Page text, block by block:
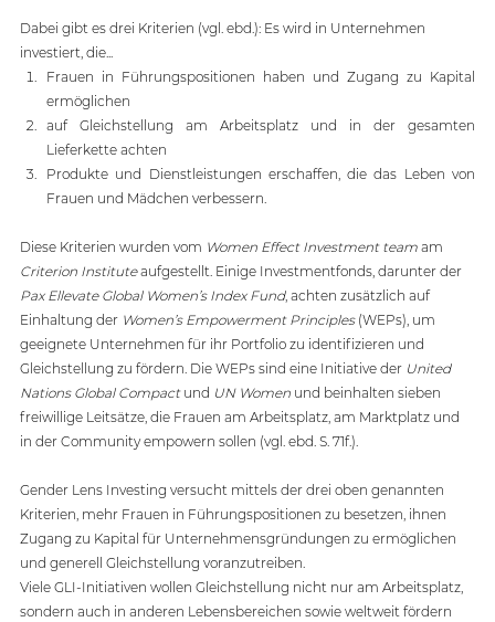
Dabei gibt es drei Kriterien (vgl. ebd.): Es wird in Unternehmen
investiert, die...
Frauen in Führungspositionen haben und Zugang zu Kapital
ermöglichen
auf Gleichstellung am Arbeitsplatz und in der gesamten
Lieferkette achten
Produkte und Dienstleistungen erschaffen, die das Leben von
Frauen und Mädchen verbessern.
Diese Kriterien wurden vom Women Effect Investment team am
Criterion Institute aufgestellt. Einige Investmentfonds, darunter der
Pax Ellevate Global Women’s Index Fund, achten zusätzlich auf
Einhaltung der Women’s Empowerment Principles (WEPs), um
geeignete Unternehmen für ihr Portfolio zu identifizieren und
Gleichstellung zu fördern. Die WEPs sind eine Initiative der United
Nations Global Compact und UN Women und beinhalten sieben
freiwillige Leitsätze, die Frauen am Arbeitsplatz, am Marktplatz und
in der Community empowern sollen (vgl. ebd. S. 71f.).
Gender Lens Investing versucht mittels der drei oben genannten
Kriterien, mehr Frauen in Führungspositionen zu besetzen, ihnen
Zugang zu Kapital für Unternehmensgründungen zu ermöglichen
und generell Gleichstellung voranzutreiben.
Viele GLI-Initiativen wollen Gleichstellung nicht nur am Arbeitsplatz,
sondern auch in anderen Lebensbereichen sowie weltweit fördern